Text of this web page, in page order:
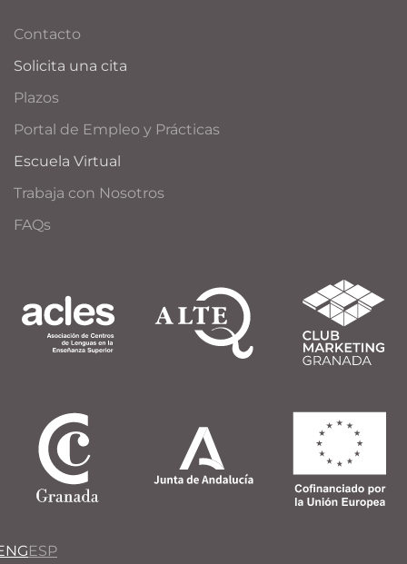
Contacto
Solicita una cita
Plazos
Portal de Empleo y Prácticas
Escuela Virtual
Trabaja con Nosotros
FAQs
ESP